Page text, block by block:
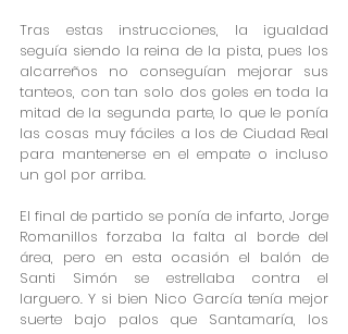
Tras estas instrucciones, la igualdad
seguía siendo la reina de la pista, pues los
alcarreños no conseguían mejorar sus
tanteos, con tan solo dos goles en toda la
mitad de la segunda parte, lo que le ponía
las cosas muy fáciles a los de Ciudad Real
para mantenerse en el empate o incluso
un gol por arriba.
El final de partido se ponía de infarto, Jorge
Romanillos forzaba la falta al borde del
área, pero en esta ocasión el balón de
Santi Simón se estrellaba contra el
larguero. Y si bien Nico García tenía mejor
suerte bajo palos que Santamaría, los